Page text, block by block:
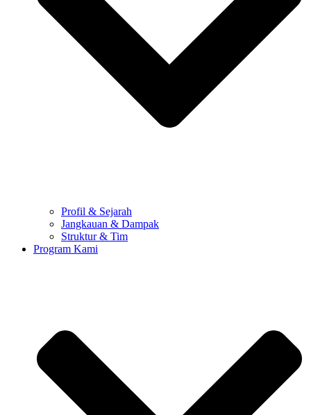
Profil & Sejarah
Jangkauan & Dampak
Struktur & Tim
Program Kami